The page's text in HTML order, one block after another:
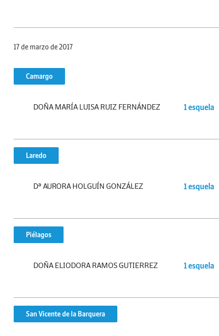
17 de marzo de 2017
Camargo
DOÑA MARÍA LUISA RUIZ FERNÁNDEZ 1 esquela
Laredo
Dª AURORA HOLGUÍN GONZÁLEZ 1 esquela
Piélagos
DOÑA ELIODORA RAMOS GUTIERREZ 1 esquela
San Vicente de la Barquera